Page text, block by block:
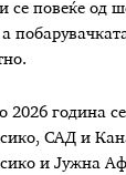
се повеќе од
2026 година
САД и
и Јужна